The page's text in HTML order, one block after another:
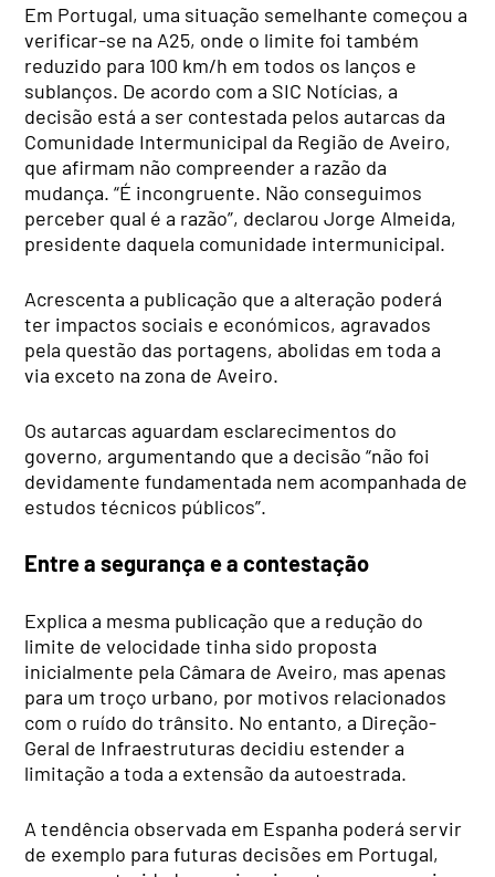
Em Portugal, uma situação semelhante começou a
verificar-se na A25, onde o limite foi também
reduzido para 100 km/h em todos os lanços e
sublanços. De acordo com a SIC Notícias, a
decisão está a ser contestada pelos autarcas da
Comunidade Intermunicipal da Região de Aveiro,
que afirmam não compreender a razão da
mudança. “É incongruente. Não conseguimos
perceber qual é a razão”, declarou Jorge Almeida,
presidente daquela comunidade intermunicipal.
Acrescenta a publicação que a alteração poderá
ter impactos sociais e económicos, agravados
pela questão das portagens, abolidas em toda a
via exceto na zona de Aveiro.
Os autarcas aguardam esclarecimentos do
governo, argumentando que a decisão “não foi
devidamente fundamentada nem acompanhada de
estudos técnicos públicos”.
Entre a segurança e a contestação
Explica a mesma publicação que a redução do
limite de velocidade tinha sido proposta
inicialmente pela Câmara de Aveiro, mas apenas
para um troço urbano, por motivos relacionados
com o ruído do trânsito. No entanto, a Direção-
Geral de Infraestruturas decidiu estender a
limitação a toda a extensão da autoestrada.
A tendência observada em Espanha poderá servir
de exemplo para futuras decisões em Portugal,